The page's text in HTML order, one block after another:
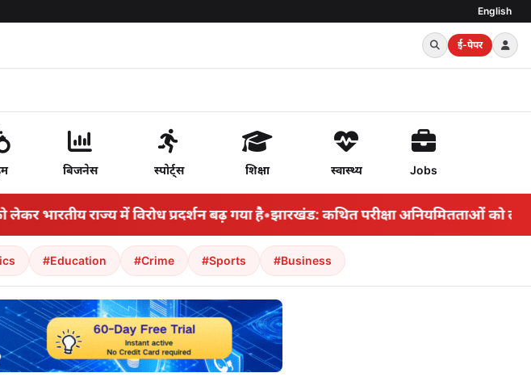
English
ई-पेपर
बिजनेस स्पोर्ट्स शिक्षा स्वास्थ्य Jobs
राज्य में विरोध प्रदर्शन बढ़ गया है•झारखंड: कथित परीक्षा अनियमितताओं को लेकर
#Education #Crime #Sports #Business